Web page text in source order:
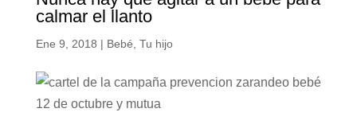
calmar el llanto
Ene 9, 2018 | Bebé Tu hijo